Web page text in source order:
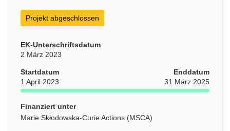
Projekt abgeschlossen
EK-Unterschriftsdatum
2 März 2023
Startdatum
1 April 2023
Enddatum
31 März 2025
Finanziert unter
Marie Skłodowska-Curie Actions (MSCA)